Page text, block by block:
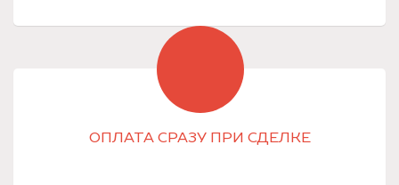
ОПЛАТА СРАЗУ ПРИ СДЕЛКЕ